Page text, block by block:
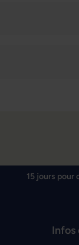
15 jours pour
Infos